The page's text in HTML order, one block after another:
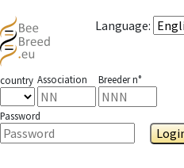
Language:
country Association Breeder n°
Password